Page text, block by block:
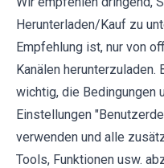
Herunterladen/Kauf zu
Empfehlung ist, nur von
Kanälen
wichtig, die Bedingungen
Einstellungen
verwenden und alle
Tools, Funktionen usw.